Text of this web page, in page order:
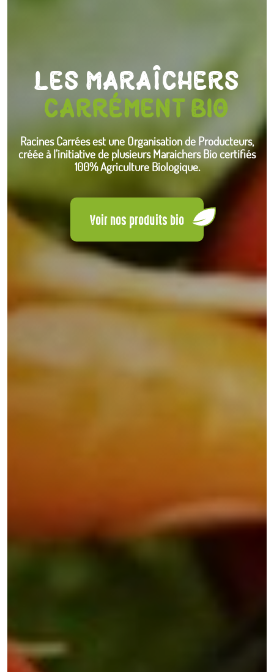
LES MARAÎCHERS
CARRÉMENT BIO
Racines Carrées est une Organisation de Producteurs,
créée à l’initiative de plusieurs Maraichers Bio certifiés
100% Agriculture Biologique.
Voir nos produits bio